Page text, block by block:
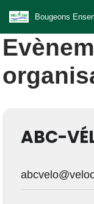
Aller
au
Bougeons
ABC-